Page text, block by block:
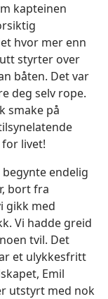
kapteinen
hvor mer enn
styrter over
båten. Det var
deg selv rope.
smake på
livet!
endelig
bort fra
gikk med
Vi hadde greid
tvil. Det
et ulykkesfritt
Emil
utstyrt med nok